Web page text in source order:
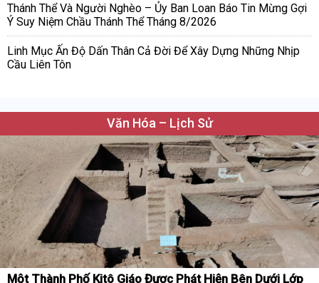
Thánh Thể Và Người Nghèo – Ủy Ban Loan Báo Tin Mừng Gợi
Ý Suy Niệm Chầu Thánh Thể Tháng 8/2026
Linh Mục Ấn Độ Dấn Thân Cả Đời Để Xây Dựng Những Nhịp
Cầu Liên Tôn
Văn Hóa – Lịch Sử
Một Thành Phố Kitô Giáo Được Phát Hiện Bên Dưới Lớp